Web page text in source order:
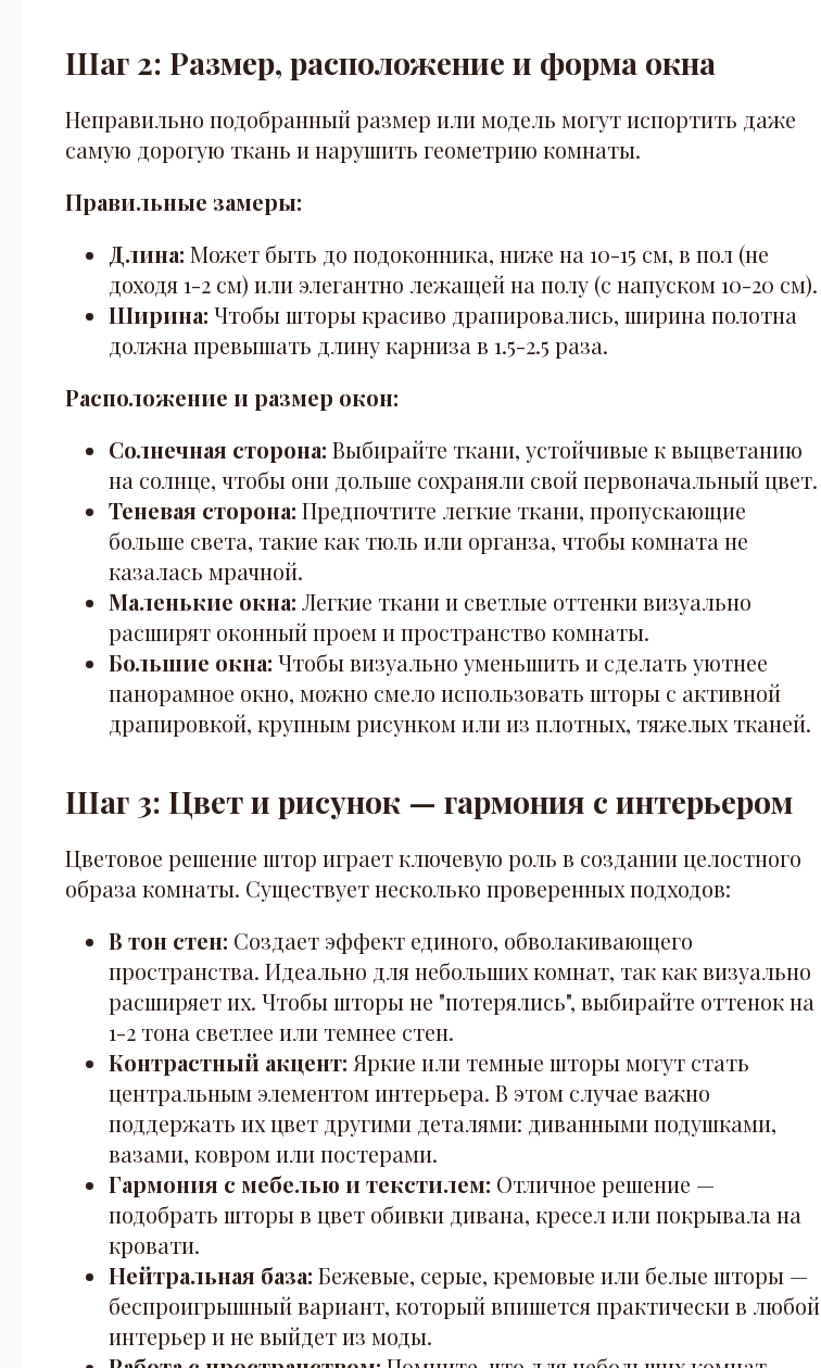
Шаг 2: Размер, расположение и форма окна
Неправильно подобранный размер или модель могут испортить даже
самую дорогую ткань и нарушить геометрию комнаты.
Правильные замеры:
Длина: Может быть до подоконника, ниже на 10-15 см, в пол (не
доходя 1-2 см) или элегантно лежащей на полу (с напуском 10-20 см).
Ширина: Чтобы шторы красиво драпировались, ширина полотна
должна превышать длину карниза в 1.5-2.5 раза.
Расположение и размер окон:
Солнечная сторона: Выбирайте ткани, устойчивые к выцветанию
на солнце, чтобы они дольше сохраняли свой первоначальный цвет.
Теневая сторона: Предпочтите легкие ткани, пропускающие
больше света, такие как тюль или органза, чтобы комната не
казалась мрачной.
Маленькие окна: Легкие ткани и светлые оттенки визуально
расширят оконный проем и пространство комнаты.
Большие окна: Чтобы визуально уменьшить и сделать уютнее
панорамное окно, можно смело использовать шторы с активной
драпировкой, крупным рисунком или из плотных, тяжелых тканей.
Шаг 3: Цвет и рисунок — гармония с интерьером
Цветовое решение штор играет ключевую роль в создании целостного
образа комнаты. Существует несколько проверенных подходов:
В тон стен: Создает эффект единого, обволакивающего
пространства. Идеально для небольших комнат, так как визуально
расширяет их. Чтобы шторы не "потерялись", выбирайте оттенок на
1-2 тона светлее или темнее стен.
Контрастный акцент: Яркие или темные шторы могут стать
центральным элементом интерьера. В этом случае важно
поддержать их цвет другими деталями: диванными подушками,
вазами, ковром или постерами.
Гармония с мебелью и текстилем: Отличное решение —
подобрать шторы в цвет обивки дивана, кресел или покрывала на
кровати.
Нейтральная база: Бежевые, серые, кремовые или белые шторы —
беспроигрышный вариант, который впишется практически в любой
интерьер и не выйдет из моды.